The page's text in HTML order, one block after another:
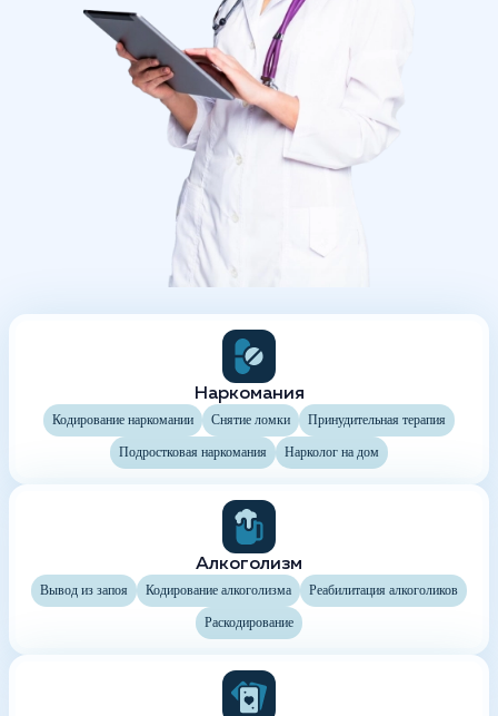
Наркомания
Кодирование наркомании Снятие ломки Принудительная терапия
Подростковая наркомания Нарколог на дом
Алкоголизм
Вывод из запоя Кодирование алкоголизма Реабилитация алкоголиков
Раскодирование